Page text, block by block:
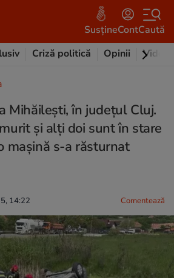
SusțineContCaută
Criză politică Opinii Video
Mihăilești, în județul Cluj.
și alți doi sunt în stare
mașină s-a răsturnat
14:22 Comentează